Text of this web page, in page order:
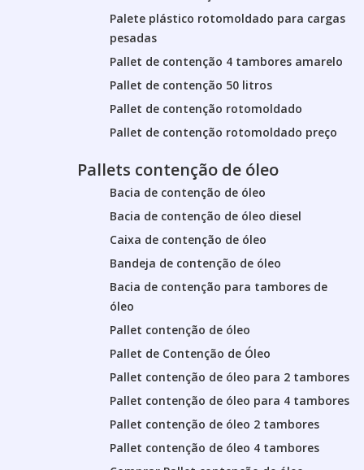
Palete plástico rotomoldado para cargas
pesadas
Pallet de contenção 4 tambores amarelo
Pallet de contenção 50 litros
Pallet de contenção rotomoldado
Pallet de contenção rotomoldado preço
Pallets contenção de óleo
Bacia de contenção de óleo
Bacia de contenção de óleo diesel
Caixa de contenção de óleo
Bandeja de contenção de óleo
Bacia de contenção para tambores de
óleo
Pallet contenção de óleo
Pallet de Contenção de Óleo
Pallet contenção de óleo para 2 tambores
Pallet contenção de óleo para 4 tambores
Pallet contenção de óleo 2 tambores
Pallet contenção de óleo 4 tambores